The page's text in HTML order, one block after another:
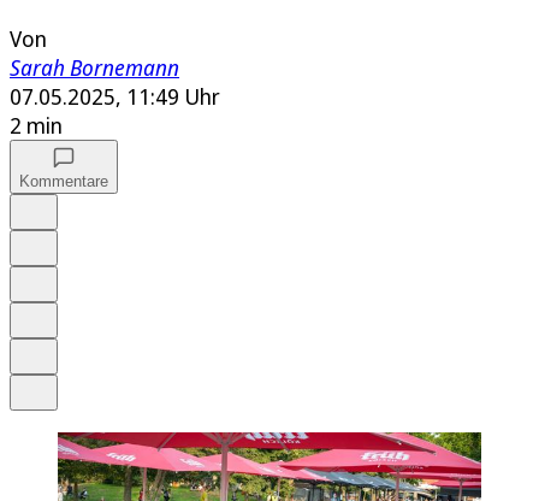
Von
Sarah Bornemann
07.05.2025, 11:49 Uhr
2 min
Kommentare